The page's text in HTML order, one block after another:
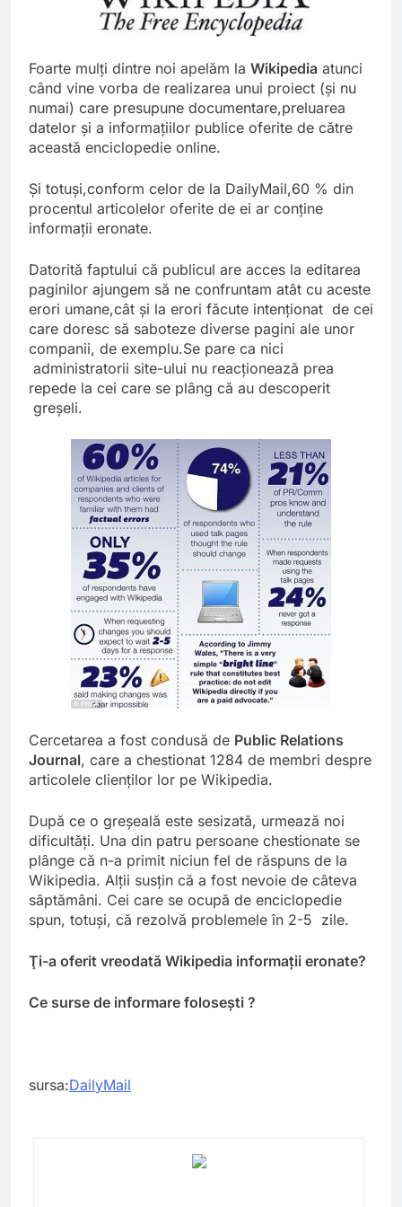
Foarte mulţi dintre noi apelăm la Wikipedia atunci
când vine vorba de realizarea unui proiect (şi nu
numai) care presupune documentare,preluarea
datelor şi a informaţiilor publice oferite de către
această enciclopedie online.
Şi totuşi,conform celor de la DailyMail,60 % din
procentul articolelor oferite de ei ar conţine
informaţii eronate.
Datorită faptului că publicul are acces la editarea
paginilor ajungem să ne confruntam atât cu aceste
erori umane,cât şi la erori făcute intenţionat de cei
care doresc să saboteze diverse pagini ale unor
companii, de exemplu.Se pare ca nici
administratorii site-ului nu reacţionează prea
repede la cei care se plâng că au descoperit
greşeli.
Cercetarea a fost condusă de Public Relations
Journal, care a chestionat 1284 de membri despre
articolele clienţilor lor pe Wikipedia.
După ce o greşeală este sesizată, urmează noi
dificultăţi. Una din patru persoane chestionate se
plânge că n-a primit niciun fel de răspuns de la
Wikipedia. Alţii susţin că a fost nevoie de câteva
săptămâni. Cei care se ocupă de enciclopedie
spun, totuşi, că rezolvă problemele în 2-5 zile.
Ţi-a oferit vreodată Wikipedia informaţii eronate?
Ce surse de informare foloseşti ?
sursa:DailyMail